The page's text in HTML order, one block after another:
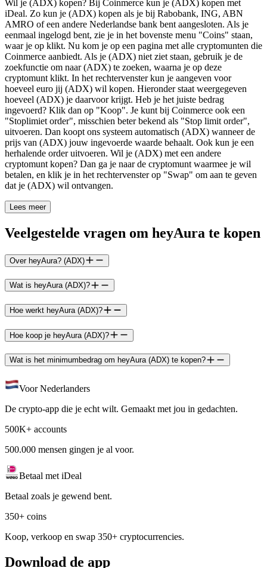
Wil je (ADX) kopen? Bij Coinmerce kun je (ADX) kopen met
iDeal. Zo kun je (ADX) kopen als je bij Rabobank, ING, ABN
AMRO of een andere Nederlandse bank bent aangesloten. Als je
eenmaal ingelogd bent, zie je in het bovenste menu "Coins" staan,
waar je op klikt. Nu kom je op een pagina met alle cryptomunten die
Coinmerce aanbiedt. Als je (ADX) niet ziet staan, gebruik je de
zoekfunctie om naar (ADX) te zoeken, waarna je op deze
cryptomunt klikt. In het rechtervenster kun je aangeven voor
hoeveel euro jij (ADX) wil kopen. Hieronder staat weergegeven
hoeveel (ADX) je daarvoor krijgt. Heb je het juiste bedrag
ingevoerd? Klik dan op "Koop". Je kunt bij Coinmerce ook een
"Stoplimiet order", misschien beter bekend als "Stop limit order",
uitvoeren. Dan koopt ons systeem automatisch (ADX) wanneer de
prijs van (ADX) jouw ingevoerde waarde behaalt. Ook kun je een
herhalende order uitvoeren. Wil je (ADX) met een andere
cryptomunt kopen? Dan ga je naar de cryptomunt waarmee je wil
betalen, en klik je in het rechtervenster op "Swap" om aan te geven
dat je (ADX) wil ontvangen.
Lees meer
Veelgestelde vragen om heyAura te kopen
Over heyAura? (ADX)
Wat is heyAura (ADX)?
Hoe werkt heyAura (ADX)?
Hoe koop je heyAura (ADX)?
Wat is het minimumbedrag om heyAura (ADX) te kopen?
Voor Nederlanders
De crypto-app die je echt wilt. Gemaakt met jou in gedachten.
500K+ accounts
500.000 mensen gingen je al voor.
Betaal met iDeal
Betaal zoals je gewend bent.
350+ coins
Koop, verkoop en swap 350+ cryptocurrencies.
Download de app